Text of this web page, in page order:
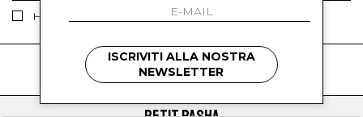
Ho letto ed accettato le condizioni sulla privacy.
kids
ISCRIVITI ALLA NOSTRA
NEWSLETTER